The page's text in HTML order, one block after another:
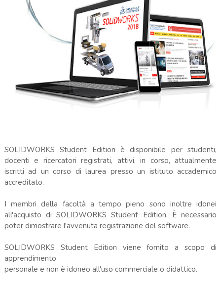
SOLIDWORKS Student Edition è disponibile per studenti,
docenti e ricercatori registrati, attivi, in corso, attualmente
iscritti ad un corso di laurea presso un istituto accademico
accreditato.
I membri della facoltà a tempo pieno sono inoltre idonei
all'acquisto di SOLIDWORKS Student Edition. È necessario
poter dimostrare l'avvenuta registrazione del software.
SOLIDWORKS Student Edition viene fornito a scopo di
apprendimento
personale e non è idoneo all'uso commerciale o didattico.